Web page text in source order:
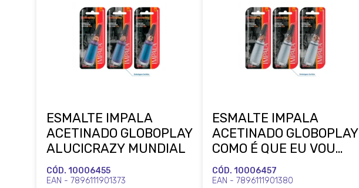
ESMALTE IMPALA
ACETINADO GLOBOPLAY
ALUCICRAZY MUNDIAL
CÓD. 10006455
EAN - 7896111901373
ESMALTE IMPALA
ACETINADO GLOBOPLAY
COMO É QUE EU VOU
TER CALMA MUNDIAL
CÓD. 10006457
EAN - 7896111901380